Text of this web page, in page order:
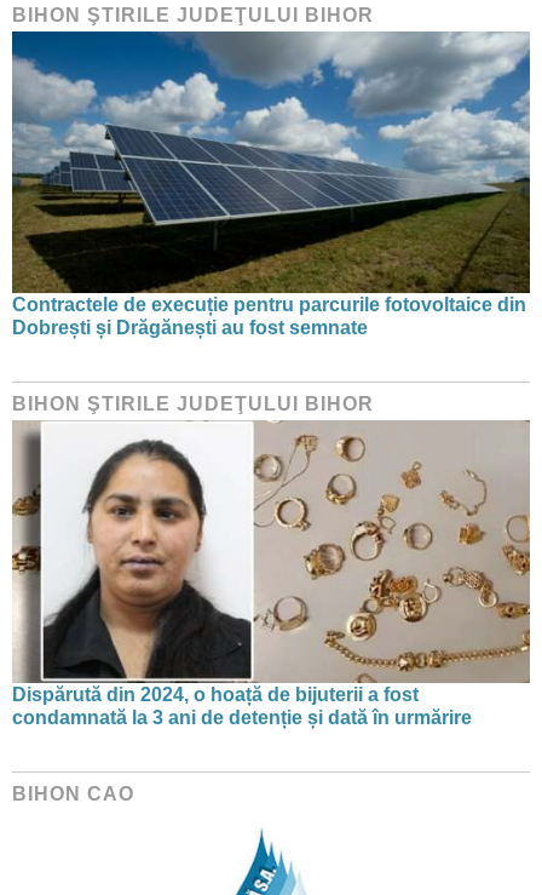
BIHON ŞTIRILE JUDEŢULUI BIHOR
Contractele de execuție pentru parcurile fotovoltaice din
Dobrești și Drăgănești au fost semnate
BIHON ŞTIRILE JUDEŢULUI BIHOR
Dispărută din 2024, o hoață de bijuterii a fost
condamnată la 3 ani de detenție și dată în urmărire
BIHON CAO